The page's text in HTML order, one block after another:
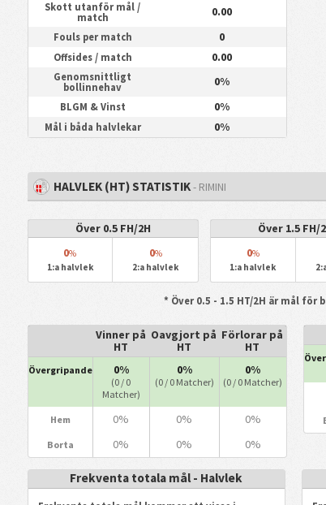
Skott utanför mål /
match
0.00
Fouls per match 0
Offsides / match 0.00
Genomsnittligt
bollinnehav
0%
BLGM & Vinst 0%
Mål i båda halvlekar 0%
HALVLEK (HT) STATISTIK- RIMINI
Över 0.5 FH/2H
0%
1:a halvlek
0%
2:a halvlek
Över 1.5 FH/
0%
1:a halvlek
* Över 0.5 - 1.5 HT/2H är mål för
Vinner på
HT
Oavgjort på
HT
Förlorar på
HT
Övergripande 0%
(0 / 0
Matcher)
0%
(0 / 0 Matcher)
0%
(0 / 0 Matcher)
Hem 0% 0% 0%
Borta 0% 0% 0%
Frekventa totala mål - Halvlek